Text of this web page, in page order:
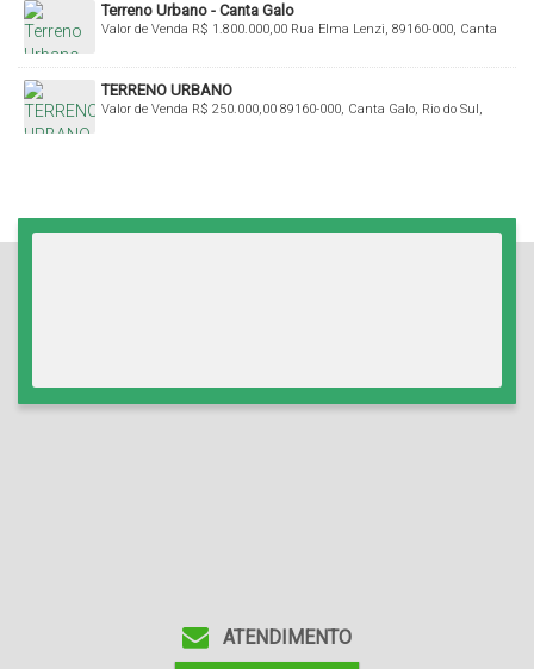
Terreno Urbano - Canta Galo
R$ 1.800.000,00
Valor de Venda
Rua Elma Lenzi, 89160-000, Canta
TERRENO URBANO
R$ 250.000,00
Valor de Venda
89160-000, Canta Galo, Rio do Sul,
ATENDIMENTO